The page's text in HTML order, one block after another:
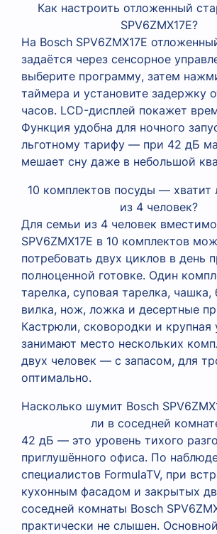
Как настроить отложенный
SPV6ZMX17E?
На Bosch SPV6ZMX17E
задаётся через сенсорное
выберите программу, затем
таймера и установите задержку
часов. LCD-дисплей покажет
Функция удобна для ночного
льготному тарифу — при 42 дБ
мешает сну даже в небольшой
10 комплектов посуды — хватит
из 4 человек?
Для семьи из 4 человек
SPV6ZMX17E в 10 комплектов
потребовать двух циклов в день
полноценной готовке. Один
тарелка, суповая тарелка,
вилка, нож, ложка и десертные
Кастрюли, сковородки и крупная
занимают место нескольких
двух человек — с запасом, для
оптимально.
Насколько шумит Bosch
ли в соседней
42 дБ — это уровень тихого
приглушённого офиса. По
специалистов FormulaTV, при
кухонным фасадом и закрытых
соседней комнаты Bosch
практически не слышен.